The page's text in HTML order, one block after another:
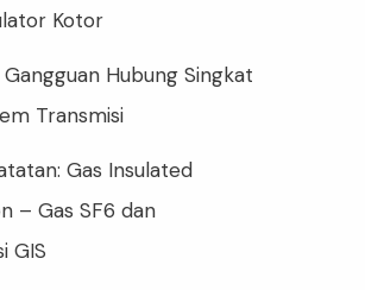
Kotor
Gangguan Hubung Singkat
Transmisi
Gas Insulated
– Gas SF6 dan
GIS